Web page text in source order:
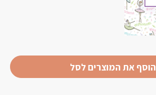
הוסף את המוצרים לסל